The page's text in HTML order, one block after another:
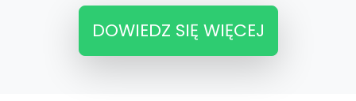
DOWIEDZ SIĘ WIĘCEJ